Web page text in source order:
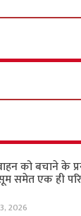
को बचाने के
समेत एक ही
2026